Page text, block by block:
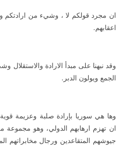
ان مجرد قولكم لا ، وشيء من
اعقابهم.
وقد نبهنا على مبدأ الارادة
الجمع ويولون الدبر.
وها هي سوريا بإرادة صلبة وعزيمة
ان تهزم ارهابهم الدولي، وهو مجموعة
جيوشهم المتقاعدين ورجال مخابراتهم